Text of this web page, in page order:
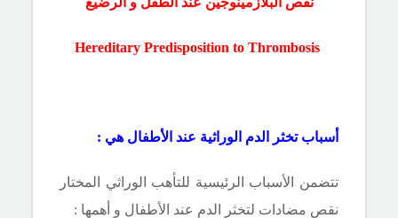
Hereditary Predisposition to Thrombosis
أسباب تخثر الدم الوراثية عند الأطفال هي :
تتضمن الأسباب الرئيسية للتأهب الوراثي المختار
نقص مضادات لتخثر الدم عند الأطفال و أهمها :